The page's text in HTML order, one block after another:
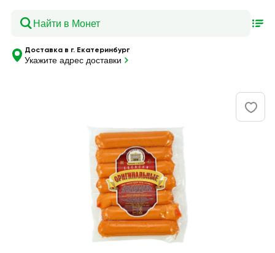
Доставка в г. Екатеринбург
Укажите адрес доставки